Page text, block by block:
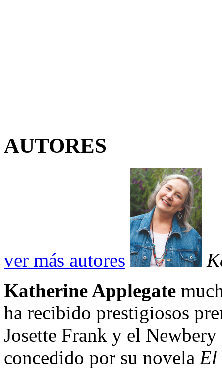
AUTORES
ver más autores
Katherine Applegate
ha recibido prestigiosos
Josette Frank y el
concedido por su novela El